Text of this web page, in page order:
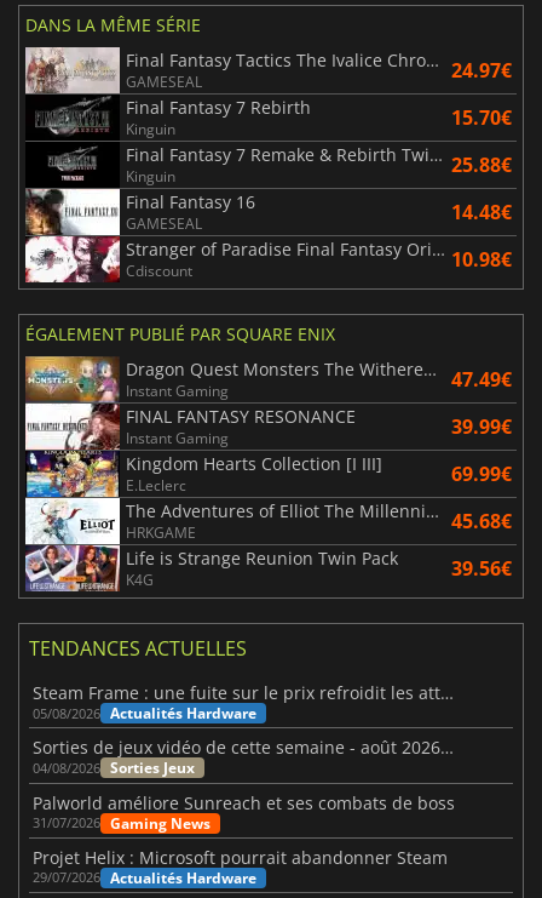
DANS LA MÊME SÉRIE
Final Fantasy Tactics The Ivalice Chronicles
GAMESEAL 24.97€
Final Fantasy 7 Rebirth
Kinguin 15.70€
Final Fantasy 7 Remake & Rebirth Twin Pack
Kinguin 25.88€
Final Fantasy 16
GAMESEAL 14.48€
Stranger of Paradise Final Fantasy Origin
Cdiscount 10.98€
ÉGALEMENT PUBLIÉ PAR SQUARE ENIX
Dragon Quest Monsters The Withered World
Instant Gaming 47.49€
FINAL FANTASY RESONANCE
Instant Gaming 39.99€
Kingdom Hearts Collection [I III]
E.Leclerc 69.99€
The Adventures of Elliot The Millennium Tales
HRKGAME 45.68€
Life is Strange Reunion Twin Pack
K4G 39.56€
TENDANCES ACTUELLES
Steam Frame : une fuite sur le prix refroidit les attentes VR
05/08/2026 Actualités Hardware
Sorties de jeux vidéo de cette semaine - août 2026 (semaine 32)
04/08/2026 Sorties Jeux
Palworld améliore Sunreach et ses combats de boss
31/07/2026 Gaming News
Projet Helix : Microsoft pourrait abandonner Steam
29/07/2026 Actualités Hardware